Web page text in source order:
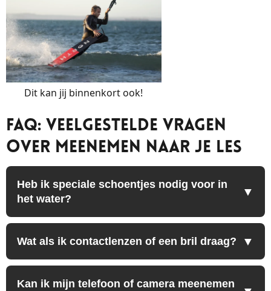
Dit kan jij binnenkort ook!
FAQ: Veelgestelde Vragen
over Meenemen naar je Les
Heb ik speciale schoentjes nodig voor in
het water?
Wat als ik contactlenzen of een bril draag?
Kan ik mijn telefoon of camera meenemen